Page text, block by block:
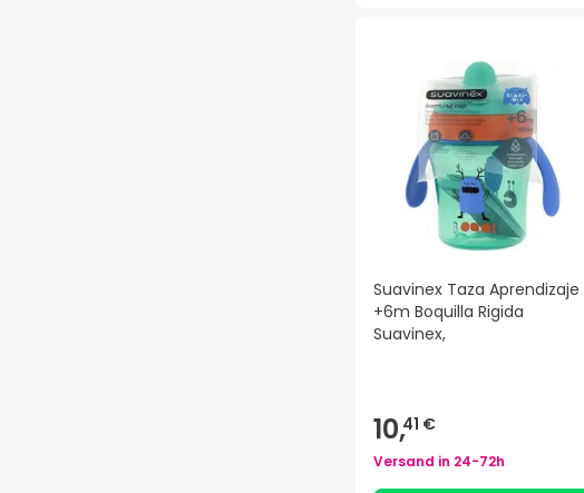
Suavinex Taza Aprendizaje
+6m Boquilla Rigida
Suavinex,
10,41 €
Versand in 24-72h